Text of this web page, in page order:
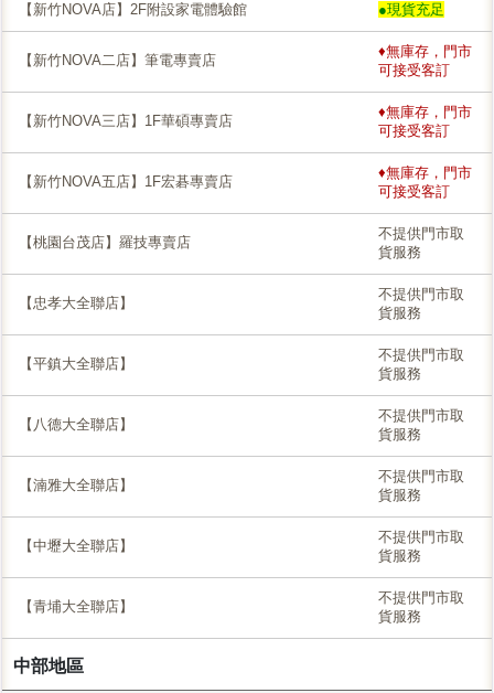
【新竹NOVA店】2F附設家電體驗館 ●現貨充足
【新竹NOVA二店】筆電專賣店
♦無庫存，門市
可接受客訂
【新竹NOVA三店】1F華碩專賣店
♦無庫存，門市
可接受客訂
【新竹NOVA五店】1F宏碁專賣店
♦無庫存，門市
可接受客訂
【桃園台茂店】羅技專賣店
不提供門市取
貨服務
【忠孝大全聯店】
不提供門市取
貨服務
【平鎮大全聯店】
不提供門市取
貨服務
【八德大全聯店】
不提供門市取
貨服務
【湳雅大全聯店】
不提供門市取
貨服務
【中壢大全聯店】
不提供門市取
貨服務
【青埔大全聯店】
不提供門市取
貨服務
中部地區